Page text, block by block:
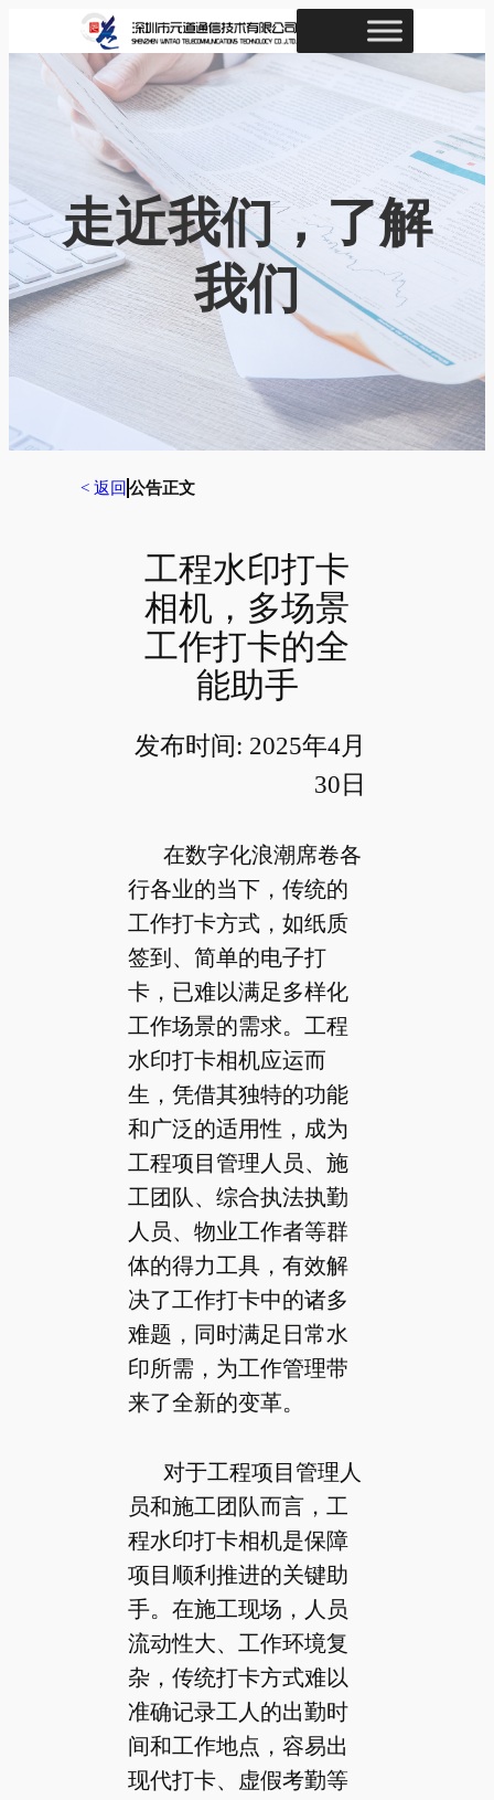
走近我们，了解
我们
< 返回 公告正文
工程水印打卡
相机，多场景
工作打卡的全
能助手
发布时间: 2025年4月
30日
在数字化浪潮席卷各
行各业的当下，传统的
工作打卡方式，如纸质
签到、简单的电子打
卡，已难以满足多样化
工作场景的需求。工程
水印打卡相机应运而
生，凭借其独特的功能
和广泛的适用性，成为
工程项目管理人员、施
工团队、综合执法执勤
人员、物业工作者等群
体的得力工具，有效解
决了工作打卡中的诸多
难题，同时满足日常水
印所需，为工作管理带
来了全新的变革。
对于工程项目管理人
员和施工团队而言，工
程水印打卡相机是保障
项目顺利推进的关键助
手。在施工现场，人员
流动性大、工作环境复
杂，传统打卡方式难以
准确记录工人的出勤时
间和工作地点，容易出
现代打卡、虚假考勤等